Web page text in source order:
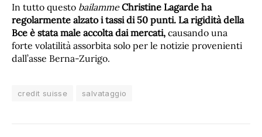
In tutto questo bailamme Christine Lagarde ha
regolarmente alzato i tassi di 50 punti. La rigidità della
Bce è stata male accolta dai mercati, causando una
forte volatilità assorbita solo per le notizie provenienti
dall’asse Berna-Zurigo.
credit suisse salvataggio